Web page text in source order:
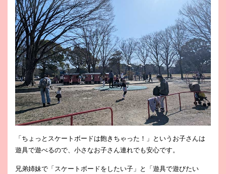
「ちょっとスケートボードは飽きちゃった！」というお子さんは
遊具で遊べるので、小さなお子さん連れでも安心です。
兄弟姉妹で「スケートボードをしたい子」と「遊具で遊びたい